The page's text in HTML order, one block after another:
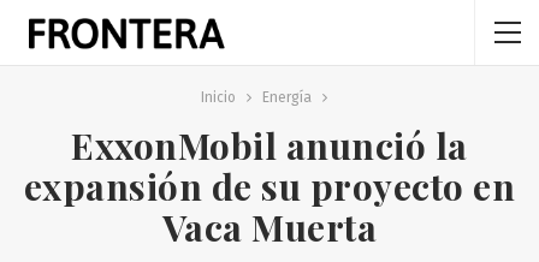
Inicio Energía
ExxonMobil anunció la
expansión de su proyecto en
Vaca Muerta